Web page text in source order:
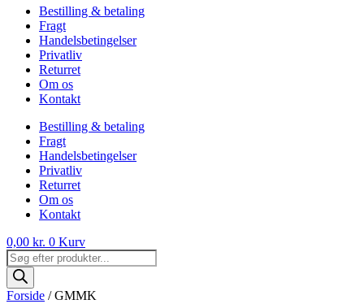
Bestilling & betaling
Fragt
Handelsbetingelser
Privatliv
Returret
Om os
Kontakt
Bestilling & betaling
Fragt
Handelsbetingelser
Privatliv
Returret
Om os
Kontakt
0,00 kr. 0 Kurv
Products
search
Forside / GMMK